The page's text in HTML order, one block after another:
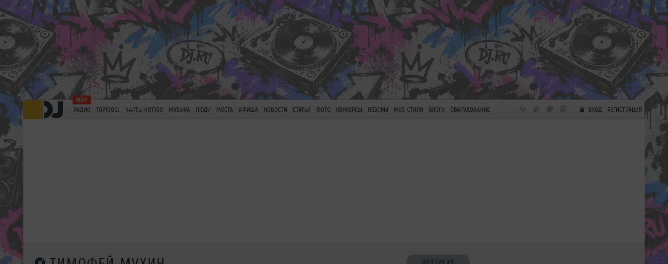
РАДИО TOP100DJ ЧАРТЫ HOT100 МУЗЫКА ЛЮДИ МЕСТА АФИША НОВОСТИ СТАТЬИ ФОТО КОНКУРСЫ ОБЗОРЫ МУЗ. СТИЛИ БЛОГИ ОБОРУДОВАНИЕ ВХОД РЕГИСТРАЦИЯ
ПОДПИСКА